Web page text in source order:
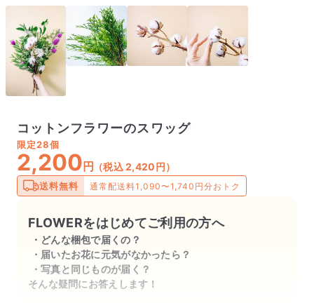
コットンフラワーのスワッグ
限定28個
2,200 円 （税込 2,420円）
送料無料 通常配送料1,090〜1,740円分おトク
FLOWERをはじめてご利用の方へ
どんな梱包で届くの？
届いたお花に元気がなかったら？
写真と同じものが届く？
そんな疑問にお答えします！